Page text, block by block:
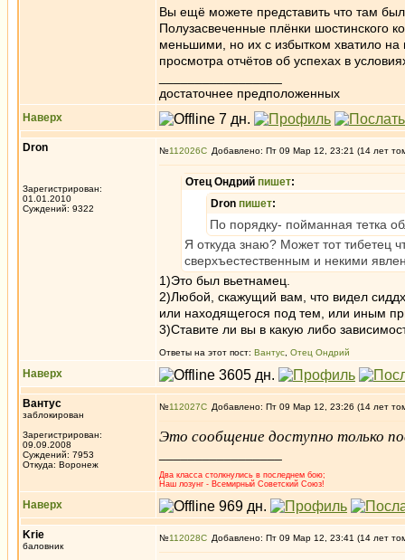
Вы ещё можете представить что там
Полузасвеченные плёнки шостинского
меньшими, но их с избытком хватило на
просмотра отчётов об успехах в
достаточнее предположенных
Наверх
Dron
Зарегистрирован:
01.01.2010
Суждений: 9322
№112026 Добавлено: Пт 09 Мар 12, 23:21 (14 лет
Отец Ондрий пишет:
Dron пишет:
По порядку- пойманная тетка
Я откуда знаю? Может тот тибетец
сверхъестественным и некими
1)Это был вьетнамец.
2)Любой, скажущий вам, что видел
или находящегося под тем, или иным
3)Ставите ли вы в какую либо
Ответы на этот пост: Вантус Отец Ондрий
Наверх
Вантус
заблокирован
Зарегистрирован:
09.09.2008
Суждений: 7953
Откуда: Воронеж
№112027 Добавлено: Пт 09 Мар 12, 23:26 (14 лет
Это сообщение доступно только
Два класса столкнулись в последнем бою;
Наш лозунг - Всемирный Советский Союз!
Наверх
Krie
баловник
№112028 Добавлено: Пт 09 Мар 12, 23:41 (14 лет